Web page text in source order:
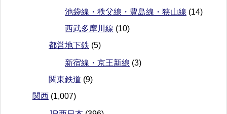
池袋線・秩父線・豊島線・狭山線 (14)
西武多摩川線 (10)
都営地下鉄 (5)
新宿線・京王新線 (3)
関東鉄道 (9)
関西 (1,007)